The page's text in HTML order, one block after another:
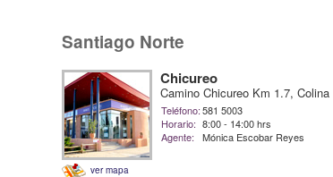
Santiago Norte
ver mapa
Chicureo
Camino Chicureo Km 1.7, Colina
Teléfono:581 5003
Horario: 8:00 - 14:00 hrs
Agente:
Mónica Escobar Reyes